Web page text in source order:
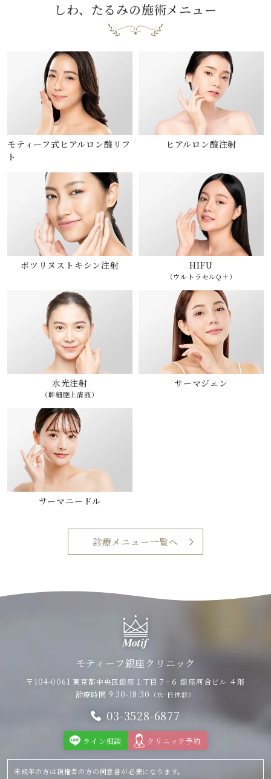
しわ、たるみの施術メニュー
モティーフ式ヒアルロン酸リフ
ト
ヒアルロン酸注射
ボツリヌストキシン注射 HIFU
（ウルトラセルQ＋）
水光注射
（幹細胞上清液）
サーマジェン
サーマニードル
診療メニュー一覧へ
モティーフ銀座クリニック
〒104-0061 東京都中央区銀座１丁目７−６銀座河合ビル ４階
診療時間 9:30-18:30 （水·日休診）
03-3528-6877
ライン相談 クリニック予約
未成年の方は親権者の方の同意書が必要になります。